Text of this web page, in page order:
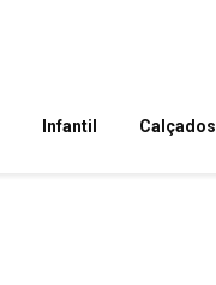
Infantil Calçados